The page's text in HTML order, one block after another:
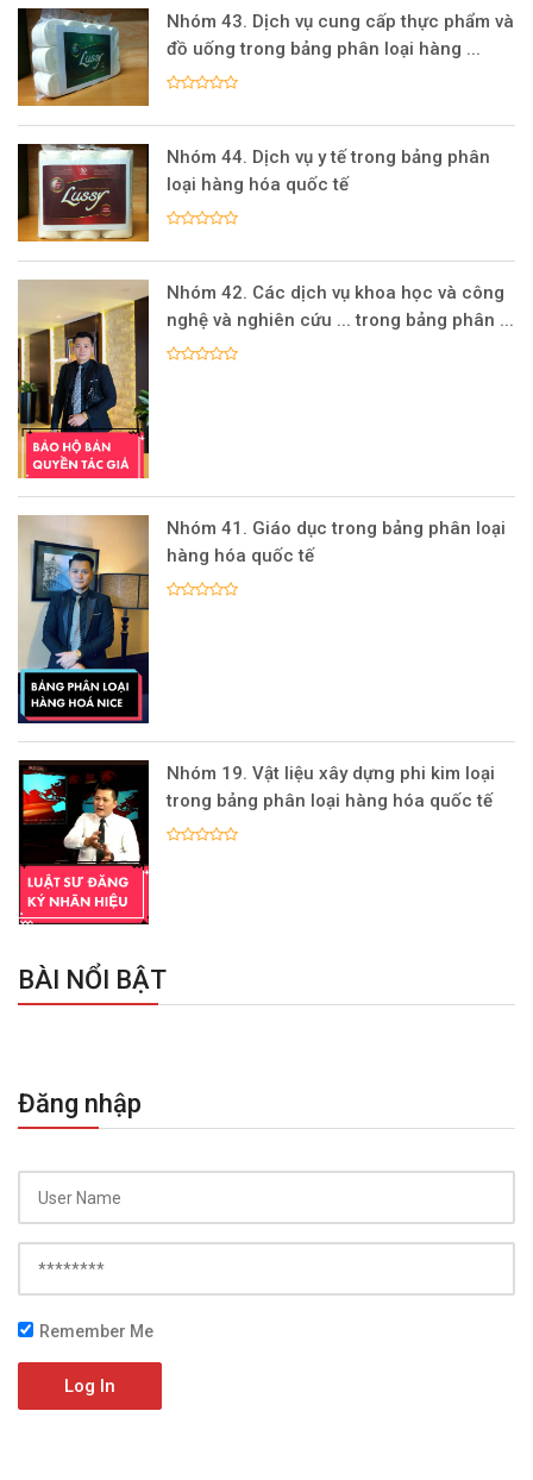
Nhóm 43. Dịch vụ cung cấp thực phẩm và
đồ uống trong bảng phân loại hàng ...
Nhóm 44. Dịch vụ y tế trong bảng phân
loại hàng hóa quốc tế
Nhóm 42. Các dịch vụ khoa học và công
nghệ và nghiên cứu ... trong bảng phân ...
Nhóm 41. Giáo dục trong bảng phân loại
hàng hóa quốc tế
Nhóm 19. Vật liệu xây dựng phi kim loại
trong bảng phân loại hàng hóa quốc tế
BÀI NỔI BẬT
Đăng nhập
Remember Me
Log In